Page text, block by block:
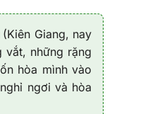
(Kiên Giang, nay
vắt, những rặng
hòa mình vào
ngơi và hòa